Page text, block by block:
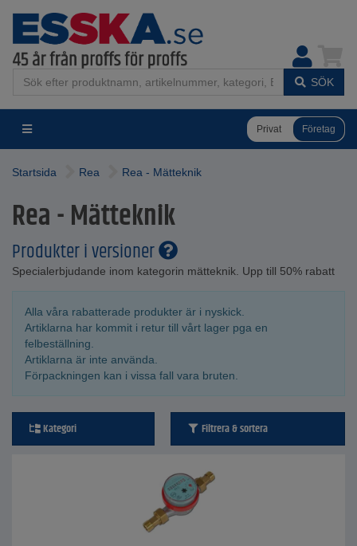
SÖK
Privat Företag
Startsida Rea Rea - Mätteknik
Rea - Mätteknik
Produkter i versioner
Specialerbjudande inom kategorin mätteknik. Upp till 50% rabatt
Alla våra rabatterade produkter är i nyskick.
Artiklarna har kommit i retur till vårt lager pga en
felbeställning.
Artiklarna är inte använda.
Förpackningen kan i vissa fall vara bruten.
Kategori Filtrera & sortera